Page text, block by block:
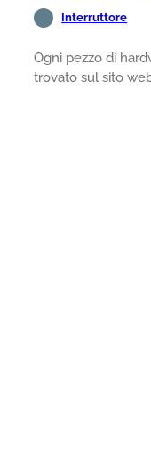
Interruttore
Ogni pezzo di
trovato sul sito